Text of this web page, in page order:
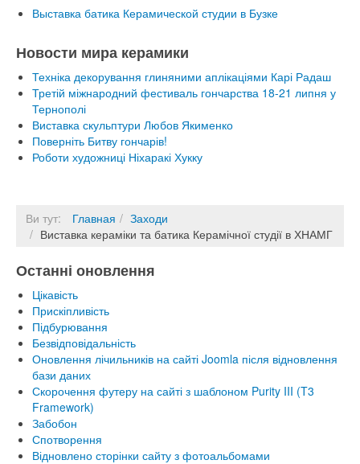
Выставка батика Керамической студии в Бузке
Новости мира керамики
Техніка декорування глиняними аплікаціями Карі Радаш
Третій міжнародний фестиваль гончарства 18-21 липня у
Тернополі
Виставка скульптури Любов Якименко
Поверніть Битву гончарів!
Роботи художниці Ніхаракі Хукку
Ви тут: Главная
Заходи
Виставка кераміки та батика Керамічної студії в ХНАМГ
Останні оновлення
Цікавість
Прискіпливість
Підбурювання
Безвідповідальність
Оновлення лічильників на сайті Joomla після відновлення
бази даних
Скорочення футеру на сайті з шаблоном Purity III (T3
Framework)
Забобон
Спотворення
Відновлено сторінки сайту з фотоальбомами